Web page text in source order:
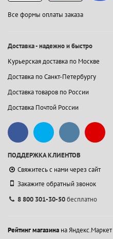
Все формы оплаты заказа
Доставка - надежно и быстро
Курьерская доставка по Москве
Доставка по Санкт-Петербургу
Доставка товаров по России
Доставка Почтой России
ПОДДЕРЖКА КЛИЕНТОВ
Свяжитесь с нами через сайт
Закажите обратный звонок
8 800 301-30-50бесплатно
Рейтинг магазина на Яндекс.Маркет